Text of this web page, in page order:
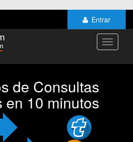
Entrar
Toggle
de Consultas
en 10 minutos